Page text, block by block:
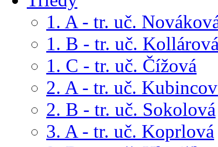
1. A - tr. uč.
1. B - tr. uč.
1. C - tr. uč. Čížová
2. A - tr. uč.
2. B - tr. uč. Sokolová
3. A - tr. uč. Koprlová